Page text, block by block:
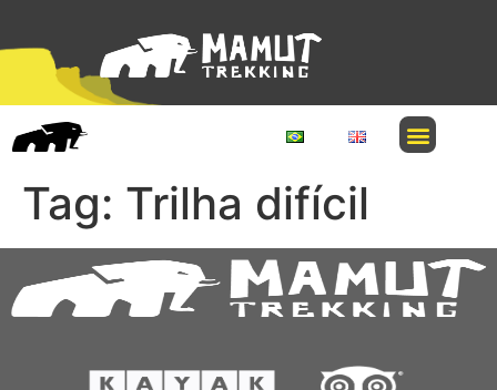
Tag: Trilha difícil